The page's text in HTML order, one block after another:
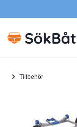
Tillbehör